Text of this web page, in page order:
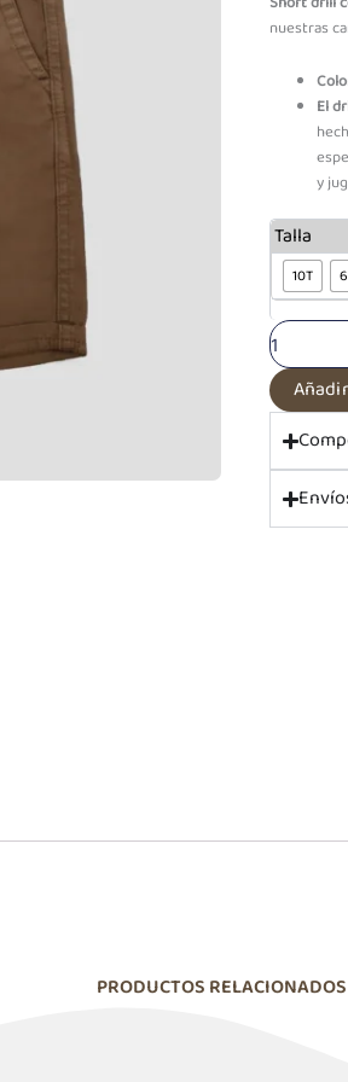
nuestras
El
y
Talla
10T
PF
Short
Drill
Marrón
Juan
cantidad
PRODUCTOS RELACIONADOS